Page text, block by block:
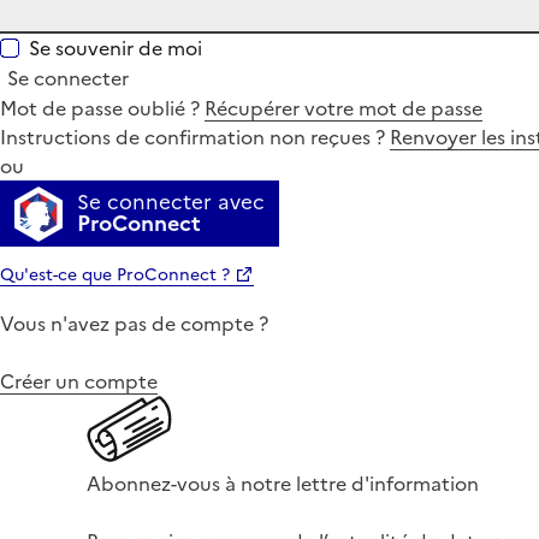
Se souvenir de moi
Se connecter
Mot de passe oublié ? Récupérer votre mot de passe
Instructions de confirmation non reçues ? Renvoyer les
ou
Se connecter avec
ProConnect
Qu'est-ce que ProConnect ?
Vous n'avez pas de compte ?
Créer un compte
Abonnez-vous à notre lettre d'information